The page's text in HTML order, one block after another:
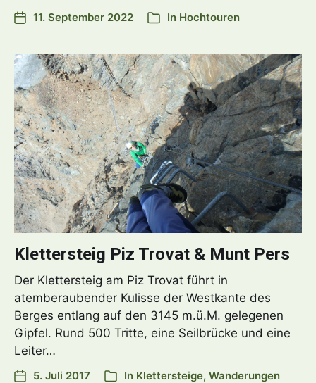
11. September 2022 In Hochtouren
Klettersteig Piz Trovat & Munt Pers
Der Klettersteig am Piz Trovat führt in
atemberaubender Kulisse der Westkante des
Berges entlang auf den 3145 m.ü.M. gelegenen
Gipfel. Rund 500 Tritte, eine Seilbrücke und eine
Leiter…
5. Juli 2017 In Klettersteige, Wanderungen